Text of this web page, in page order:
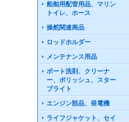
船舶用配管用品、マリン
トイレ、ホース
操舵関連商品
ロッドホルダー
メンテナンス用品
ボート洗剤、クリーナ
ー、ポリッシュ、スター
ブライト
エンジン部品、発電機
ライフジャケット、セイ